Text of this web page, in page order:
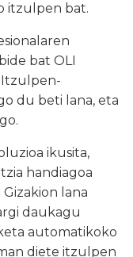
itzulpen bat.
bat OLI
du beti lana, eta
ikusita,
handiagoa
lana
daukagu
automatikoko
diete itzulpen